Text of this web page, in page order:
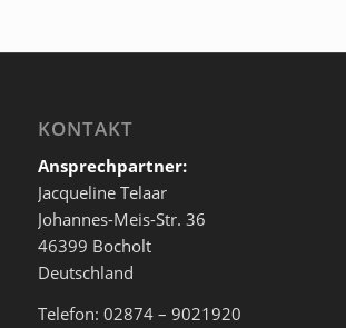
KONTAKT
Ansprechpartner:
Jacqueline Telaar
Johannes-Meis-Str. 36
46399 Bocholt
Deutschland
Telefon: 02874 – 9021920